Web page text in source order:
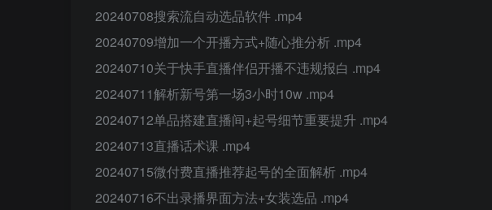
20240708搜索流自动选品软件 .mp4
20240709增加一个开播方式+随心推分析 .mp4
20240710关于快手直播伴侣开播不违规报白 .mp4
20240711解析新号第一场3小时10w .mp4
20240712单品搭建直播间+起号细节重要提升 .mp4
20240713直播话术课 .mp4
20240715微付费直播推荐起号的全面解析 .mp4
20240716不出录播界面方法+女装选品 .mp4